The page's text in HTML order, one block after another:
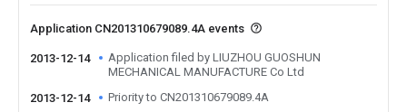
Application CN201310679089.4A events
2013-12-14
Application filed by LIUZHOU GUOSHUN
MECHANICAL MANUFACTURE Co Ltd
2013-12-14
Priority to CN201310679089.4A